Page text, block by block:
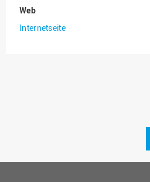
Web
Internetseite